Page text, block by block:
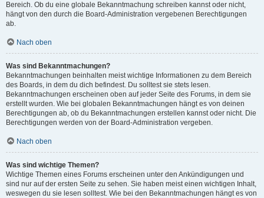
Bereich. Ob du eine globale Bekanntmachung schreiben kannst oder nicht,
hängt von den durch die Board-Administration vergebenen Berechtigungen
ab.
Nach oben
Was sind Bekanntmachungen?
Bekanntmachungen beinhalten meist wichtige Informationen zu dem Bereich
des Boards, in dem du dich befindest. Du solltest sie stets lesen.
Bekanntmachungen erscheinen oben auf jeder Seite des Forums, in dem sie
erstellt wurden. Wie bei globalen Bekanntmachungen hängt es von deinen
Berechtigungen ab, ob du Bekanntmachungen erstellen kannst oder nicht. Die
Berechtigungen werden von der Board-Administration vergeben.
Nach oben
Was sind wichtige Themen?
Wichtige Themen eines Forums erscheinen unter den Ankündigungen und
sind nur auf der ersten Seite zu sehen. Sie haben meist einen wichtigen Inhalt,
weswegen du sie lesen solltest. Wie bei den Bekanntmachungen hängt es von